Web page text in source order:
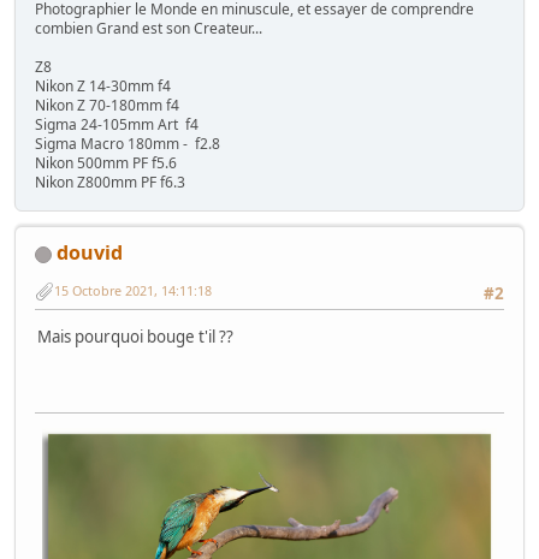
Photographier le Monde en minuscule, et essayer de comprendre
combien Grand est son Createur...
Z8
Nikon Z 14-30mm f4
Nikon Z 70-180mm f4
Sigma 24-105mm Art f4
Sigma Macro 180mm - f2.8
Nikon 500mm PF f5.6
Nikon Z800mm PF f6.3
douvid
#2
15 Octobre 2021, 14:11:18
Mais pourquoi bouge t'il ??